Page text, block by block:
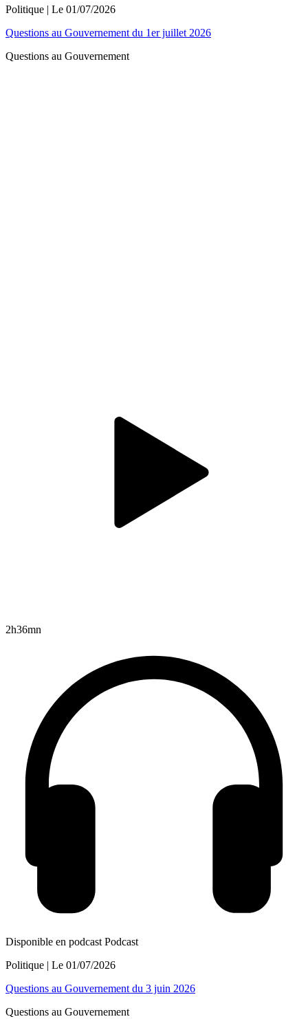
Politique | Le 01/07/2026
Questions au Gouvernement du 1er juillet 2026
Questions au Gouvernement
2h36mn
Disponible en podcast Podcast
Politique | Le 01/07/2026
Questions au Gouvernement du 3 juin 2026
Questions au Gouvernement